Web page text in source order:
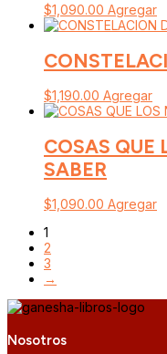
$1,090.00 Agregar
$1,190.00 Agregar
COSAS QUE
SABER
$1,090.00 Agregar
1
2
3
→
Nosotros